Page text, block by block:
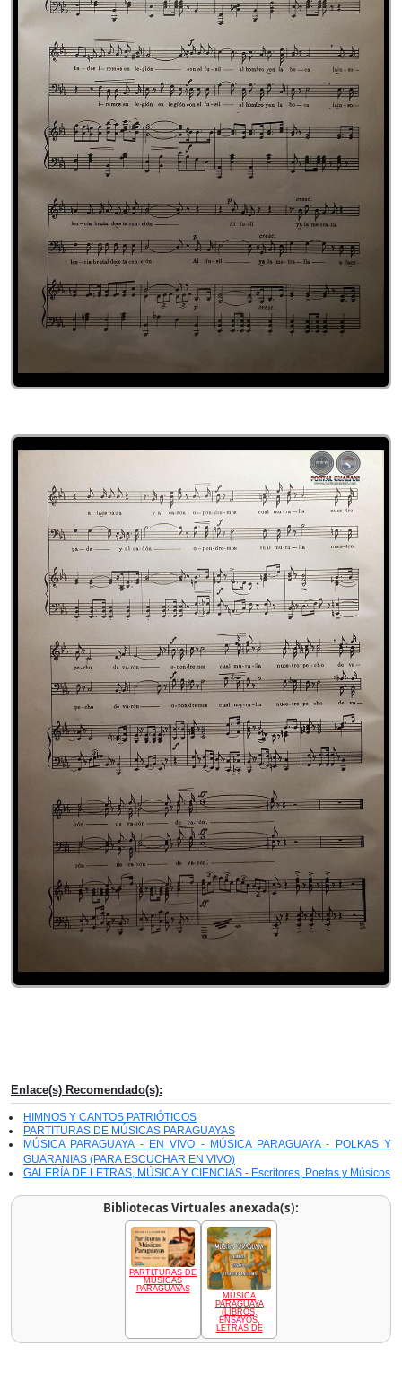
Enlace(s) Recomendado(s):
HIMNOS Y CANTOS PATRIÓTICOS
PARTITURAS DE MÚSICAS PARAGUAYAS
MÚSICA PARAGUAYA - EN VIVO - MÚSICA PARAGUAYA - POLKAS Y
GUARANIAS (PARA ESCUCHAR EN VIVO)
GALERÍA DE LETRAS, MÚSICA Y CIENCIAS - Escritores, Poetas y Músicos
Bibliotecas Virtuales anexada(s):
PARTITURAS DE
MÚSICAS
PARAGUAYAS
MÚSICA
PARAGUAYA
(LIBROS,
ENSAYOS,
LETRAS DE